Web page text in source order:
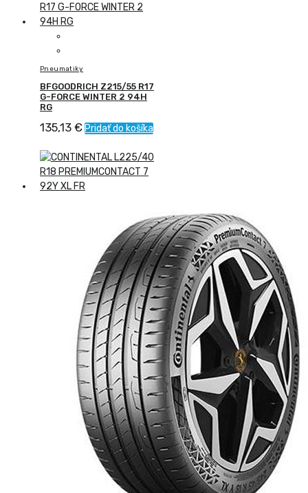
Pneumatiky
BFGOODRICH Z215/55 R17
G-FORCE WINTER 2 94H
RG
135,13 €Pridať do košíka